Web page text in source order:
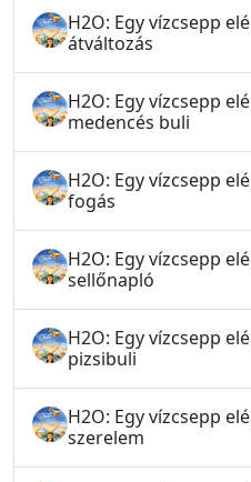
H2O: Egy vízcsepp
átváltozás
H2O: Egy vízcsepp
medencés buli
H2O: Egy vízcsepp
fogás
H2O: Egy vízcsepp
sellőnapló
H2O: Egy vízcsepp
pizsibuli
H2O: Egy vízcsepp
szerelem